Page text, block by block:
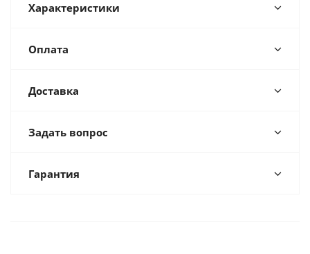
Характеристики
Оплата
Доставка
Задать вопрос
Гарантия